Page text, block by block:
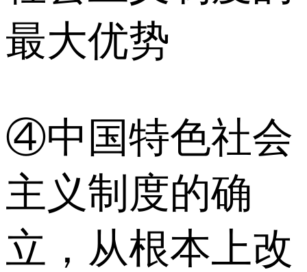
最大优势
④中国特色社会
主义制度的确
立，从根本上改